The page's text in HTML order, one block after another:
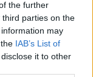
the further
parties on the
may
IAB’s List of
it to other